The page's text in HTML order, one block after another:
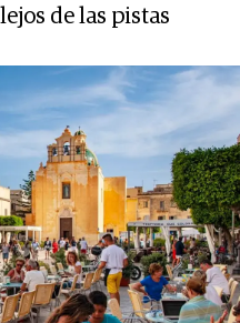
de las pistas